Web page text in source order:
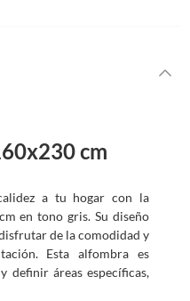
cm
a tu hogar con la
en tono gris. Su diseño
de la comodidad y
Esta alfombra es
definir áreas específicas,